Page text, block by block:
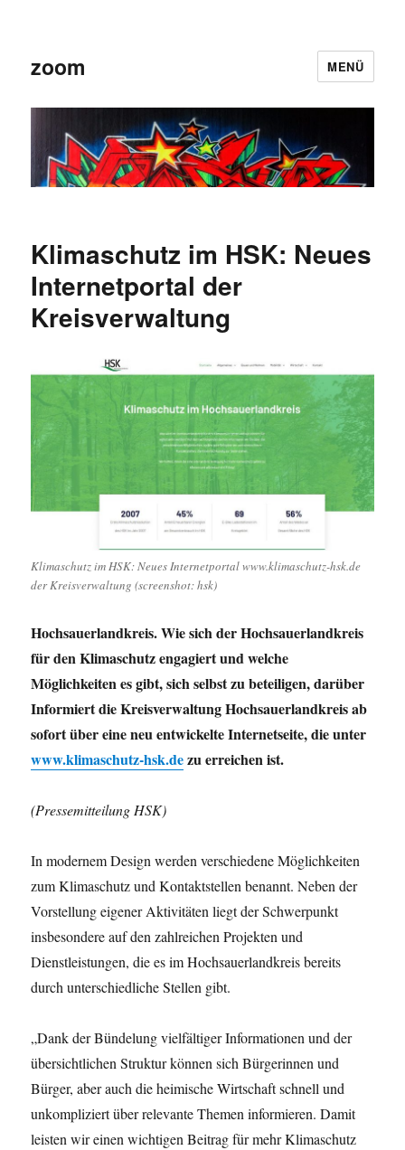
zoom MENÜ
Klimaschutz im HSK: Neues
Internetportal der
Kreisverwaltung
Klimaschutz im HSK: Neues Internetportal www.klimaschutz-hsk.de
der Kreisverwaltung (screenshot: hsk)
Hochsauerlandkreis. Wie sich der Hochsauerlandkreis
für den Klimaschutz engagiert und welche
Möglichkeiten es gibt, sich selbst zu beteiligen, darüber
Informiert die Kreisverwaltung Hochsauerlandkreis ab
sofort über eine neu entwickelte Internetseite, die unter
www.klimaschutz-hsk.dezu erreichen ist.
(Pressemitteilung HSK)
In modernem Design werden verschiedene Möglichkeiten
zum Klimaschutz und Kontaktstellen benannt. Neben der
Vorstellung eigener Aktivitäten liegt der Schwerpunkt
insbesondere auf den zahlreichen Projekten und
Dienstleistungen, die es im Hochsauerlandkreis bereits
durch unterschiedliche Stellen gibt.
„Dank der Bündelung vielfältiger Informationen und der
übersichtlichen Struktur können sich Bürgerinnen und
Bürger, aber auch die heimische Wirtschaft schnell und
unkompliziert über relevante Themen informieren. Damit
leisten wir einen wichtigen Beitrag für mehr Klimaschutz